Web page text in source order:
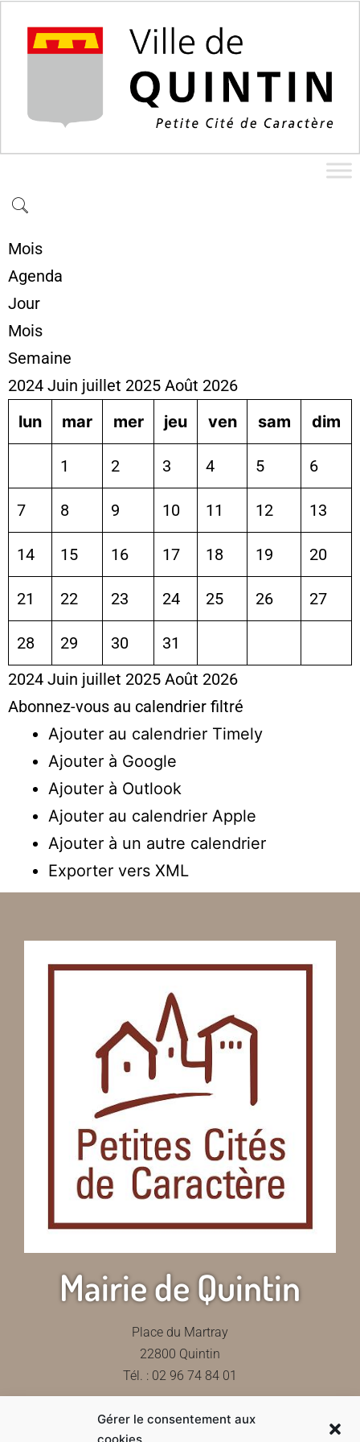
Gérer le consentement aux
Mois
Agenda
Jour
Mois
Semaine
2024 Juin juillet 2025 Août 2026
lun
mar mer jeu ven sam dim
1 2 3 4 5 6
7 8 9 10 11 12 13
14 15 16 17 18 19 20
21 22 23 24 25 26 27
28 29 30
31
2024 Juin juillet 2025 Août 2026
Abonnez-vous au calendrier filtré
Ajouter au calendrier Timely
Ajouter à Google
Ajouter à Outlook
Ajouter au calendrier Apple
Ajouter à un autre calendrier
Exporter vers XML
Mairie de Quintin
Place du Martray
22800 Quintin
Tél. : 02 96 74 84 01
Contactez-nous